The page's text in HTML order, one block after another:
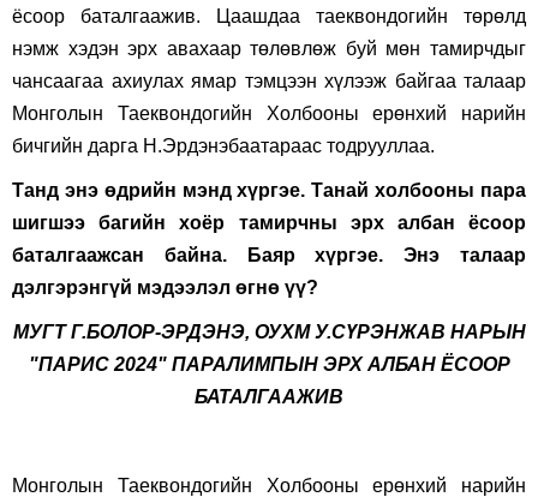
ёсоор баталгаажив. Цаашдаа таеквондогийн төрөлд
нэмж хэдэн эрх авахаар төлөвлөж буй мөн тамирчдыг
чансаагаа ахиулах ямар тэмцээн хүлээж байгаа талаар
Монголын Таеквондогийн Холбооны ерөнхий нарийн
бичгийн дарга Н.Эрдэнэбаатараас тодрууллаа.
Танд энэ өдрийн мэнд хүргэе. Танай холбооны пара
шигшээ багийн хоёр тамирчны эрх албан ёсоор
баталгаажсан байна. Баяр хүргэе. Энэ талаар
дэлгэрэнгүй мэдээлэл өгнө үү?
МУГТ Г.БОЛОР-ЭРДЭНЭ, ОУХМ У.СҮРЭНЖАВ НАРЫН
"ПАРИС 2024" ПАРАЛИМПЫН ЭРХ АЛБАН ЁСООР
БАТАЛГААЖИВ
Монголын Таеквондогийн Холбооны ерөнхий нарийн